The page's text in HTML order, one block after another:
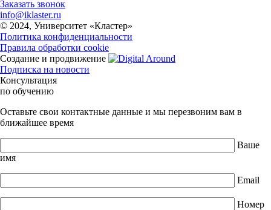
Заказать звонок
info@iklaster.ru
© 2024, Университет «Кластер»
Политика конфиденциальности
Правила обработки cookie
Создание и продвижение
Подписка на новости
Консультация
по обучению
Оставьте свои контактные данные и мы перезвоним вам в
ближайшее время
Ваше
имя
Email
Номер